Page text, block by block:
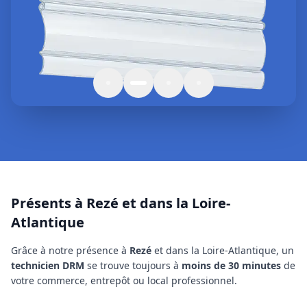
Présents à Rezé et dans la Loire-
Atlantique
Grâce à notre présence à Rezé et dans la Loire-Atlantique, un
technicien DRM se trouve toujours à moins de 30 minutes de
votre commerce, entrepôt ou local professionnel.